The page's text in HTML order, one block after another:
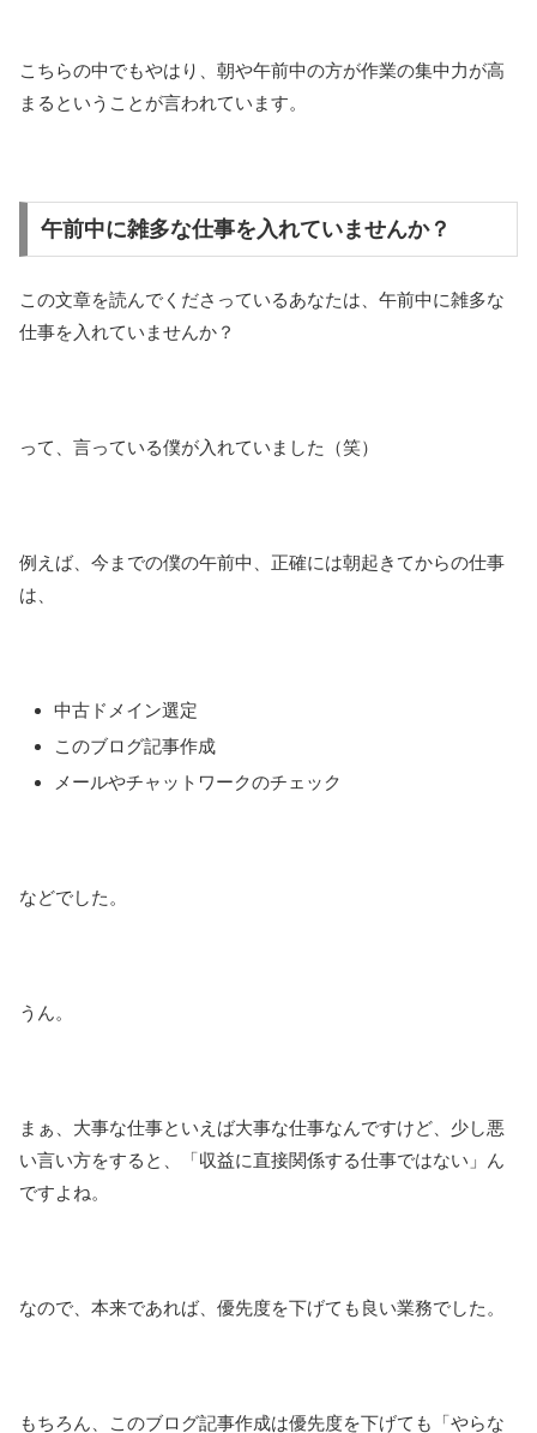
こちらの中でもやはり、朝や午前中の方が作業の集中力が高
まるということが言われています。
午前中に雑多な仕事を入れていませんか？
この文章を読んでくださっているあなたは、午前中に雑多な
仕事を入れていませんか？
って、言っている僕が入れていました（笑）
例えば、今までの僕の午前中、正確には朝起きてからの仕事
は、
中古ドメイン選定
このブログ記事作成
メールやチャットワークのチェック
などでした。
うん。
まぁ、大事な仕事といえば大事な仕事なんですけど、少し悪
い言い方をすると、「収益に直接関係する仕事ではない」ん
ですよね。
なので、本来であれば、優先度を下げても良い業務でした。
もちろん、このブログ記事作成は優先度を下げても「やらな